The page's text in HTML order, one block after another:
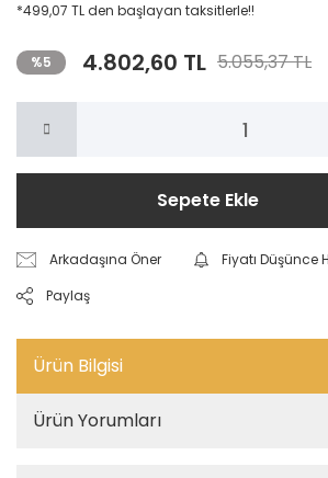
*499,07 TL den başlayan taksitlerle!!
%5 4.802,60 TL 5.055,37 TL
Sepete Ekle
Arkadaşına Öner
Fiyatı Düşünce
Paylaş
Ürün Bilgisi
Ürün Yorumları